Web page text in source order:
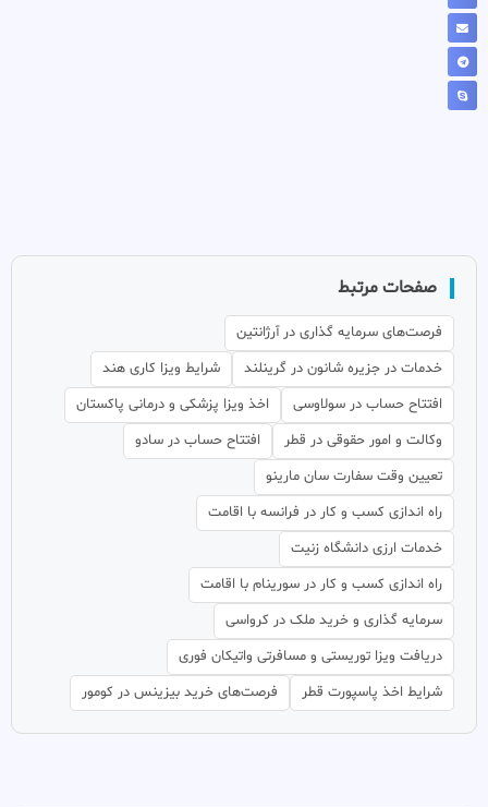
صفحات مرتبط
فرصت‌های سرمایه گذاری در آرژانتین
خدمات در جزیره شانون در گرینلند
شرایط ویزا کاری هند
افتتاح حساب در سولاوسی
اخذ ویزا پزشکی و درمانی پاکستان
وکالت و امور حقوقی در قطر
افتتاح حساب در سادو
تعیین وقت سفارت سان مارینو
راه اندازی کسب و کار در فرانسه با اقامت
خدمات ارزی دانشگاه زنیت
راه اندازی کسب و کار در سورینام با اقامت
سرمایه گذاری و خرید ملک در کرواسی
دریافت ویزا توریستی و مسافرتی واتیکان فوری
شرایط اخذ پاسپورت قطر
فرصت‌های خرید بیزینس در کومور